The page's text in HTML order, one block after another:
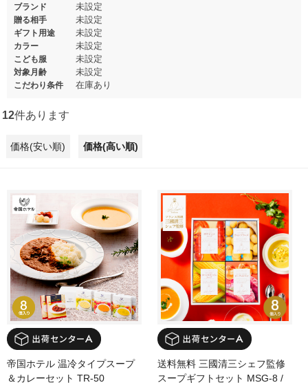
ブランド 未設定
贈る相手 未設定
ギフト用途 未設定
カラー 未設定
こども服 未設定
対象月齢 未設定
こだわり条件 在庫あり
12件あります
価格(安い順) 価格(高い順)
帝国ホテル 温冷タイプスープ
＆カレーセット TR-50
送料無料 三國清三シェフ監修
スープギフトセット MSG-8 /